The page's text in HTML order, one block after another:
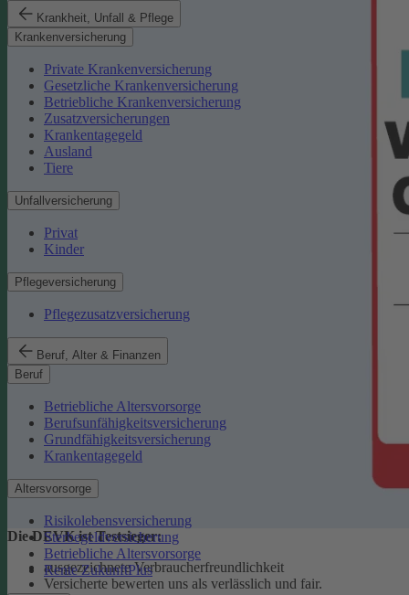
Krankheit, Unfall & Pflege
Krankenversicherung
Private Krankenversicherung
Gesetzliche Krankenversicherung
Betriebliche Krankenversicherung
Zusatzversicherungen
Krankentagegeld
Ausland
Tiere
Unfallversicherung
Privat
Kinder
Pflegeversicherung
Pflegezusatzversicherung
Beruf, Alter & Finanzen
Beruf
Betriebliche Altersvorsorge
Berufsunfähigkeitsversicherung
Grundfähigkeitsversicherung
Krankentagegeld
Altersvorsorge
Risikolebensversicherung
Sterbegeldversicherung
Betriebliche Altersvorsorge
Rente ZukunftPlus
Die DEVK ist Testsieger:
ausgezeichnete Verbraucherfreundlichkeit
Versicherte bewerten uns als verlässlich und fair.